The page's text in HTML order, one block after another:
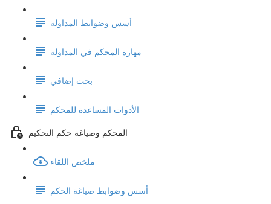
أسس وضوابط المداولة
مهارة المحكم في المداولة
بحث إضافي
الأدوات المساعدة للمحكم
المحكم وصياغة حكم التحكيم
ملخص اللقاء
أسس وضوابط صياغة الحكم